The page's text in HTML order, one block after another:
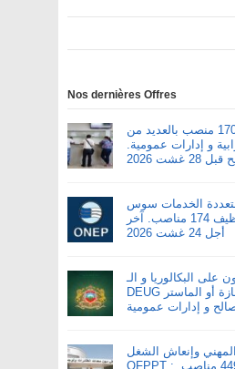
Nos dernières Offres
مباريات لتوظيف 1700 منصب بالعديد من
و إدارات عمومية.
28 غشت 2026
متعددة الخدمات سوس
ماسة : مباريات لتوظيف 174 مناصب. آخر
أجل 24 غشت 2026
على البكالوريا و الـ
DEUG و الدبلوم و الإجازة أو الماستر
وإنعاش الشغل
OFPPT : مباريات لتوظيف 449 مناصب.